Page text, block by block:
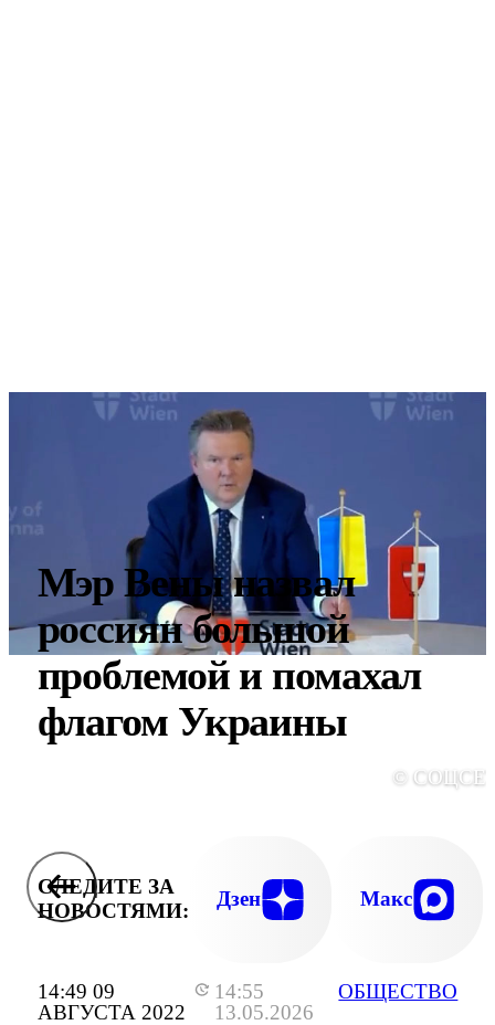
14:49 09
АВГУСТА 2022
14:55
13.05.2026
ОБЩЕСТВО
Мэр Вены назвал
россиян большой
проблемой и помахал
флагом Украины
©
СЛЕДИТЕ ЗА
НОВОСТЯМИ:
Дзен Макс